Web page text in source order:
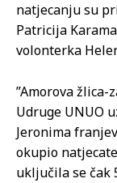
natjecanju su
Patricija
volonterka
”Amorova
Udruge UNUO
Jeronima
okupio
uključila se čak